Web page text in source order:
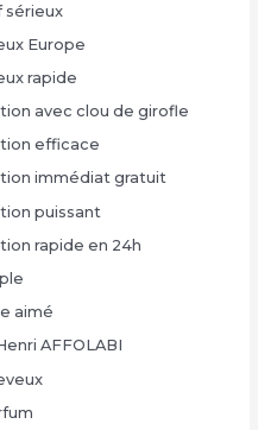
sérieux
Europe
rapide
avec clou de girofle
efficace
immédiat gratuit
puissant
rapide en 24h
aimé
AFFOLABI